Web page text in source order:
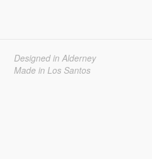
Designed in Alderney
Made in Los Santos